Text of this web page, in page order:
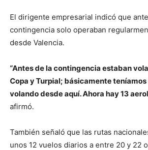
El dirigente empresarial indicó que
contingencia solo operaban
desde Valencia.
“Antes de la contingencia estaban
Copa y Turpial; básicamente
volando desde aquí. Ahora hay 13
afirmó.
También señaló que las rutas
unos 12 vuelos diarios a entre 20 y 22